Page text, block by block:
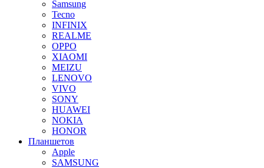
Samsung
Tecno
INFINIX
REALME
OPPO
XIAOMI
MEIZU
LENOVO
VIVO
SONY
HUAWEI
NOKIA
HONOR
Планшетов
Apple
SAMSUNG